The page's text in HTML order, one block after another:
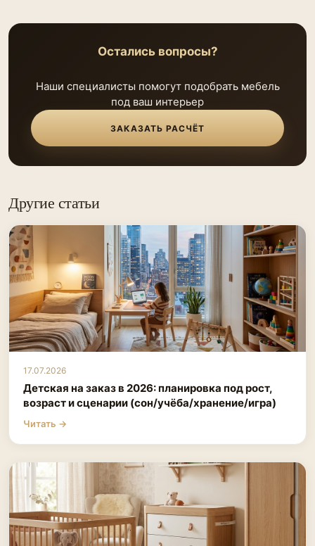
Остались вопросы?
Наши специалисты помогут подобрать мебель
под ваш интерьер
ЗАКАЗАТЬ РАСЧЁТ
Другие статьи
17.07.2026
Детская на заказ в 2026: планировка под рост,
возраст и сценарии (сон/учёба/хранение/игра)
Читать →